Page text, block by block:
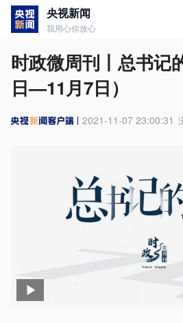
央视新闻
我用心你放心
时政微周刊丨总书记
日—11月7日）
2021-11-07 23:00:31